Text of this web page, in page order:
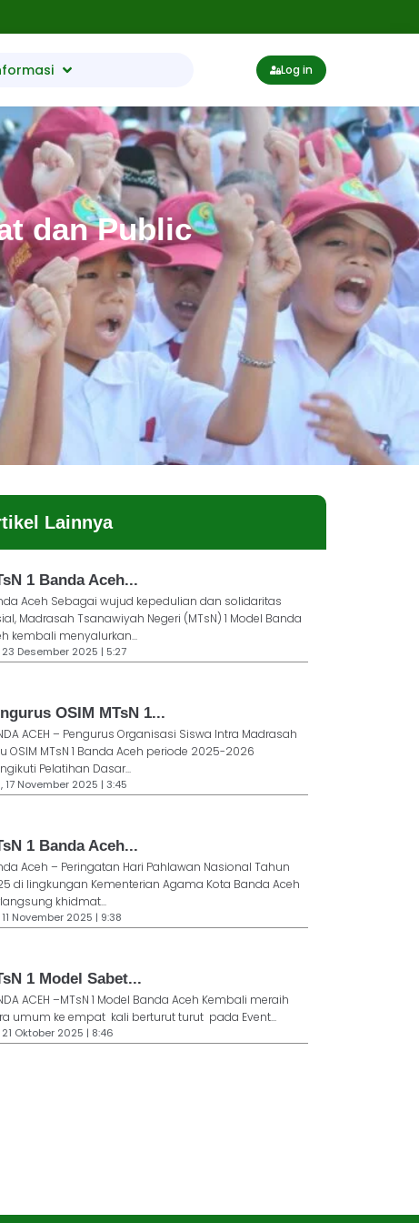
Log in
dan Public
Lainnya
1 Banda Aceh...
Aceh Sebagai wujud kepedulian dan solidaritas
Madrasah Tsanawiyah Negeri (MTsN) 1 Model Banda
kembali menyalurkan...
23 Desember 2025 | 5:27
OSIM MTsN 1...
ACEH – Pengurus Organisasi Siswa Intra Madrasah
OSIM MTsN 1 Banda Aceh periode 2025-2026
Pelatihan Dasar...
17 November 2025 | 3:45
1 Banda Aceh...
Aceh – Peringatan Hari Pahlawan Nasional Tahun
di lingkungan Kementerian Agama Kota Banda Aceh
khidmat...
11 November 2025 | 9:38
1 Model Sabet...
ACEH –MTsN 1 Model Banda Aceh Kembali meraih
umum ke empat kali berturut turut pada Event...
21 Oktober 2025 | 8:46